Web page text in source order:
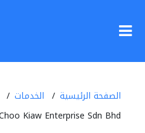
الصفحة الرئيسية الخدمات
Kiaw Enterprise Sdn Bhd